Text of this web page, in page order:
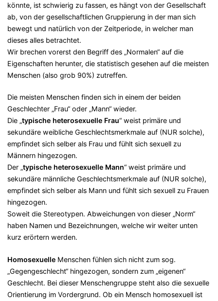
könnte, ist schwierig zu fassen, es hängt von der Gesellschaft
ab, von der gesellschaftlichen Gruppierung in der man sich
bewegt und natürlich von der Zeitperiode, in welcher man
dieses alles betrachtet.
Wir brechen vorerst den Begriff des „Normalen“ auf die
Eigenschaften herunter, die statistisch gesehen auf die meisten
Menschen (also grob 90%) zutreffen.
Die meisten Menschen finden sich in einem der beiden
Geschlechter „Frau“ oder „Mann“ wieder.
Die „typische heterosexuelle Frau“ weist primäre und
sekundäre weibliche Geschlechtsmerkmale auf (NUR solche),
empfindet sich selber als Frau und fühlt sich sexuell zu
Männern hingezogen.
Der „typische heterosexuelle Mann“ weist primäre und
sekundäre männliche Geschlechtsmerkmale auf (NUR solche),
empfindet sich selber als Mann und fühlt sich sexuell zu Frauen
hingezogen.
Soweit die Stereotypen. Abweichungen von dieser „Norm“
haben Namen und Bezeichnungen, welche wir weiter unten
kurz erörtern werden.
Homosexuelle Menschen fühlen sich nicht zum sog.
„Gegengeschlecht“ hingezogen, sondern zum „eigenen“
Geschlecht. Bei dieser Menschengruppe steht also die sexuelle
Orientierung im Vordergrund. Ob ein Mensch homosexuell ist